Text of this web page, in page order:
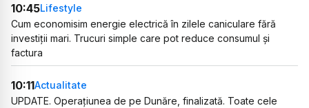
10:45Lifestyle
Cum economisim energie electrică în zilele caniculare fără
investiții mari. Trucuri simple care pot reduce consumul și
factura
10:11Actualitate
UPDATE. Operațiunea de pe Dunăre, finalizată. Toate cele